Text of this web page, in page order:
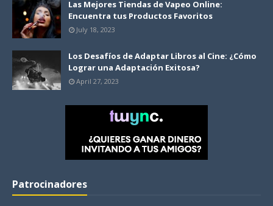
Las Mejores Tiendas de Vapeo Online:
Encuentra tus Productos Favoritos
July 18, 2023
Los Desafíos de Adaptar Libros al Cine: ¿Cómo
Lograr una Adaptación Exitosa?
April 27, 2023
Patrocinadores